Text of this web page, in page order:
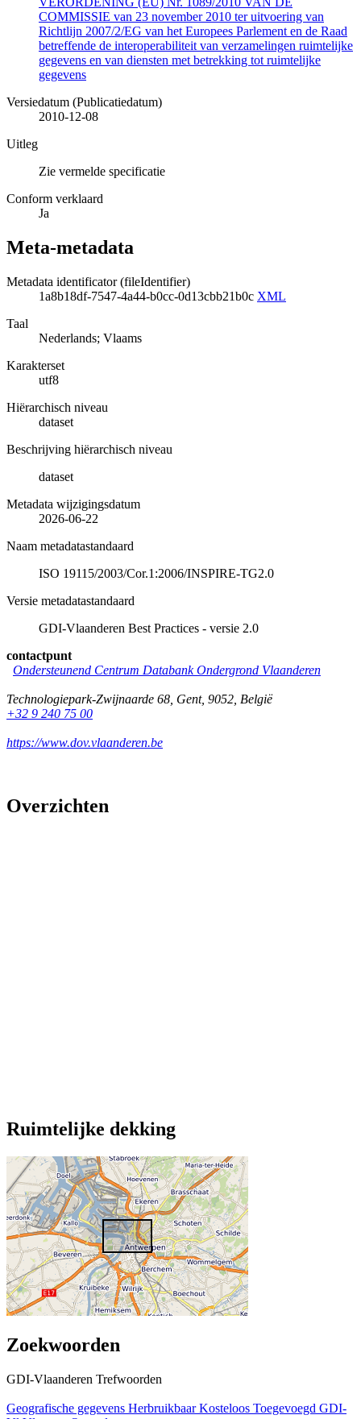
COMMISSIE van 23 november 2010 ter uitvoering van
Richtlijn 2007/2/EG van het Europees Parlement en de Raad
betreffende de interoperabiliteit van verzamelingen ruimtelijke
gegevens en van diensten met betrekking tot ruimtelijke
gegevens
Versiedatum (Publicatiedatum)
2010-12-08
Uitleg
Zie vermelde specificatie
Conform verklaard
Ja
Meta-metadata
Metadata identificator (fileIdentifier)
1a8b18df-7547-4a44-b0cc-0d13cbb21b0c XML
Taal
Nederlands; Vlaams
Karakterset
utf8
Hiërarchisch niveau
dataset
Beschrijving hiërarchisch niveau
dataset
Metadata wijzigingsdatum
2026-06-22
Naam metadatastandaard
ISO 19115/2003/Cor.1:2006/INSPIRE-TG2.0
Versie metadatastandaard
GDI-Vlaanderen Best Practices - versie 2.0
contactpunt
Ondersteunend Centrum Databank Ondergrond Vlaanderen
Technologiepark-Zwijnaarde 68 Gent, 9052 België
+32 9 240 75 00
https://www.dov.vlaanderen.be
Overzichten
Ruimtelijke dekking
Zoekwoorden
GDI-Vlaanderen Trefwoorden
Geografische gegevens Herbruikbaar Kosteloos Toegevoegd GDI-